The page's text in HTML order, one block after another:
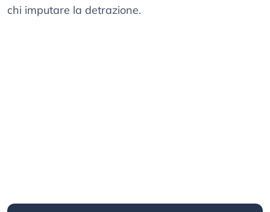
chi imputare la detrazione.